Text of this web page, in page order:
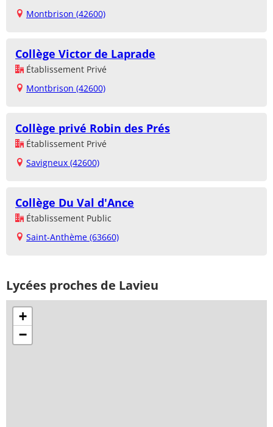
Montbrison (42600)
Collège Victor de Laprade
Établissement Privé
Montbrison (42600)
Collège privé Robin des Prés
Établissement Privé
Savigneux (42600)
Collège Du Val d'Ance
Établissement Public
Saint-Anthème (63660)
Lycées proches de Lavieu
+
−